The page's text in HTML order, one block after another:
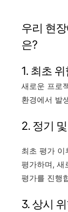
우리 현
은?
1. 최초
새로운 프로
환경에서 발
2. 정기
최초 평가 이
평가하며, 새
평가를 진행
3. 상시